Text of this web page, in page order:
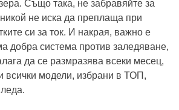
Също така, не забравяйте за
не иска да преплаща при
си за ток. И накрая, важно е
добра система против заледяване,
да се размразява всеки месец,
всички модели, избрани в ТОП,